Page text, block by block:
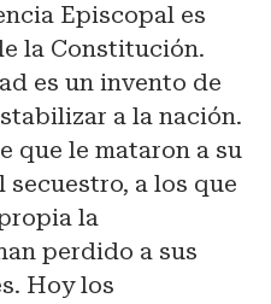
Episcopal es
la Constitución.
es un invento de
a la nación.
que le mataron a su
a los que
la
perdido a sus
Hoy los